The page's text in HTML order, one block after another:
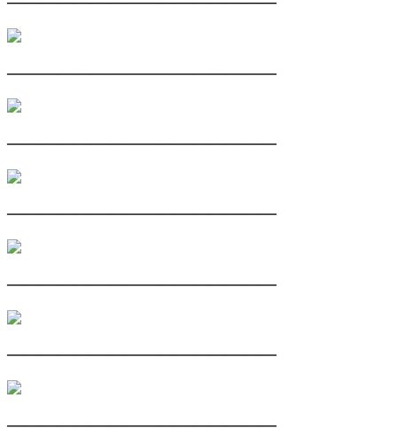
————————————————
————————————————
————————————————
————————————————
————————————————
————————————————